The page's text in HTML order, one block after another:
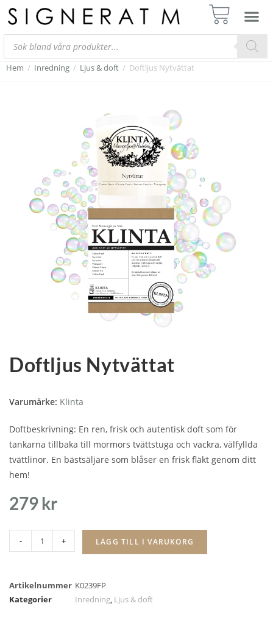
Hem / Inredning / Ljus & doft / Doftljus Nytvättat
Doftljus Nytvättat
Varumärke: Klinta
Doftbeskrivning: En ren, frisk och autentisk doft som för
tankarna tillbaka till mormors tvättstuga och vackra, välfyllda
tvättlinor. En bästsäljare som blåser en frisk fläkt genom ditt
hem!
279 kr
- + LÄGG TILL I VARUKORG
Artikelnummer K0239FP
Kategorier
Inredning, Ljus & doft